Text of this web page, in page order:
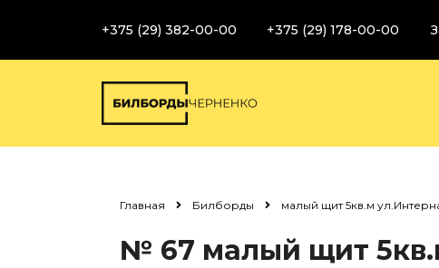
+375 (29) 382-00-00 +375 (29) 178-00-00
Главная Билборды малый щит 5кв.м
№ 67 малый щит